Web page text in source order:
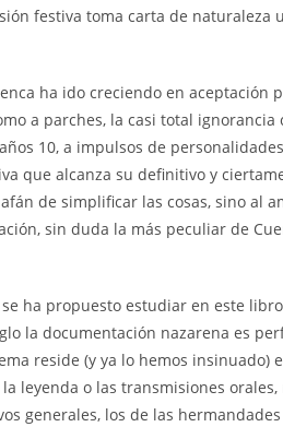
festiva toma carta de naturaleza
ha ido creciendo en aceptación
a parches, la casi total ignorancia
10, a impulsos de
que alcanza su definitivo y
de simplificar las cosas, sino al
sin duda la más peculiar de
propuesto estudiar en este
la documentación nazarena es
reside (y ya lo hemos insinuado)
leyenda o las transmisiones
generales, los de las